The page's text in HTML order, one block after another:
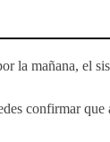
la mañana, el
confirmar que